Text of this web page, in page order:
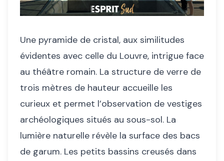
Une pyramide de cristal, aux similitudes
évidentes avec celle du Louvre, intrigue face
au théâtre romain. La structure de verre de
trois mètres de hauteur accueille les
curieux et permet l’observation de vestiges
archéologiques situés au sous-sol. La
lumière naturelle révèle la surface des bacs
de garum. Les petits bassins creusés dans